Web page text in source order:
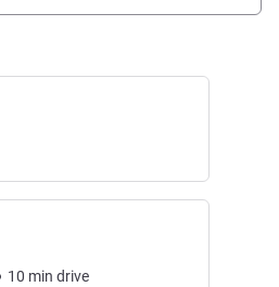
10 min drive